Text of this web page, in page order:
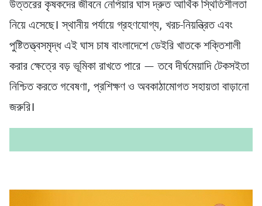
উত্তরের কৃষকদের জীবনে নেপিয়ার ঘাস দ্রুত আর্থিক স্থিতিশীলতা
নিয়ে এসেছে। স্থানীয় পর্যায়ে গ্রহণযোগ্য, খরচ-নিয়ন্ত্রিত এবং
পুষ্টিতত্ত্বসমৃদ্ধ এই ঘাস চাষ বাংলাদেশে ডেইরি খাতকে শক্তিশালী
করার ক্ষেত্রে বড় ভূমিকা রাখতে পারে — তবে দীর্ঘমেয়াদি টেকসইতা
নিশ্চিত করতে গবেষণা, প্রশিক্ষণ ও অবকাঠামোগত সহায়তা বাড়ানো
জরুরি।